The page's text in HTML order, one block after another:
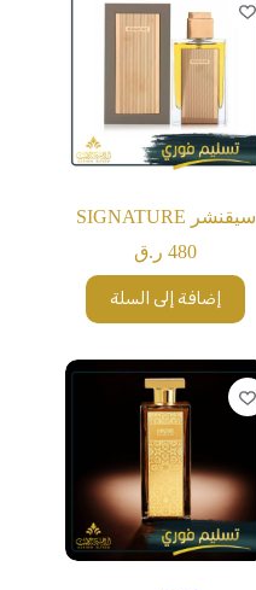
سيقنشر SIGNATURE
480 ر.ق
إضافة إلى السلة